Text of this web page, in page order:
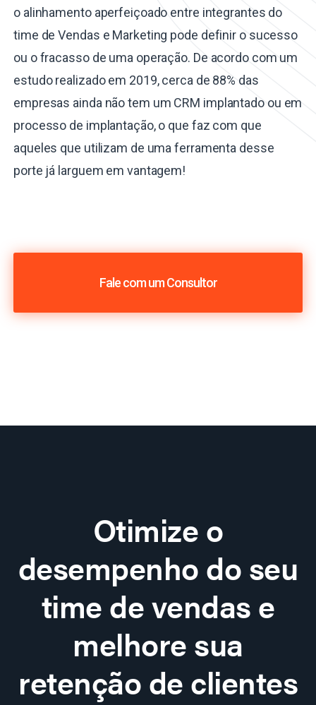
o alinhamento aperfeiçoado entre integrantes do
time de Vendas e Marketing pode definir o sucesso
ou o fracasso de uma operação. De acordo com um
estudo realizado em 2019, cerca de 88% das
empresas ainda não tem um CRM implantado ou em
processo de implantação, o que faz com que
aqueles que utilizam de uma ferramenta desse
porte já larguem em vantagem!
Fale com um Consultor
Otimize o
desempenho do seu
time de vendas e
melhore sua
retenção de clientes